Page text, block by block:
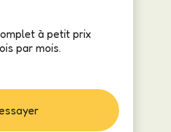
à petit prix
par mois.